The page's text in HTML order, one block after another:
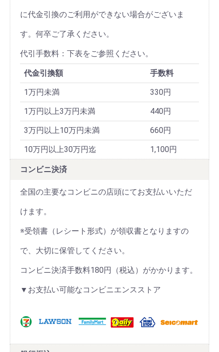
に代金引換のご利用ができない場合がございま
す。何卒ご了承ください。
代引手数料：下表をご参照ください。
代金引換額 手数料
1万円未満 330円
1万円以上3万円未満 440円
3万円以上10万円未満 660円
10万円以上30万円迄 1,100円
コンビニ決済
全国の主要なコンビニの店頭にてお支払いいただ
けます。
※受領書（レシート形式）が領収書となりますの
で、大切に保管してください。
コンビニ決済手数料180円（税込）がかかります。
▼お支払い可能なコンビニエンスストア